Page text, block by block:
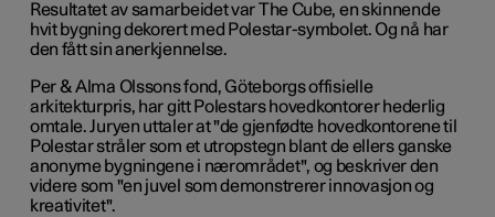
Resultatet av samarbeidet var The Cube, en skinnende
hvit bygning dekorert med Polestar-symbolet. Og nå har
den fått sin anerkjennelse.
Per & Alma Olssons fond, Göteborgs offisielle
arkitekturpris, har gitt Polestars hovedkontorer hederlig
omtale. Juryen uttaler at "de gjenfødte hovedkontorene til
Polestar stråler som et utropstegn blant de ellers ganske
anonyme bygningene i nærområdet", og beskriver den
videre som "en juvel som demonstrerer innovasjon og
kreativitet".